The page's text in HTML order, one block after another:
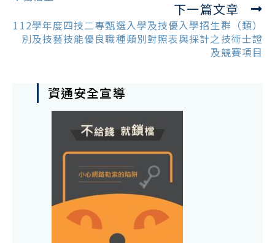
下一篇文章
112學年度四技二專甄選入學及技優入學招生群（類）
別及技藝技能優良職種類別對照表與採計之技術士證
及競賽項目
資通安全宣導